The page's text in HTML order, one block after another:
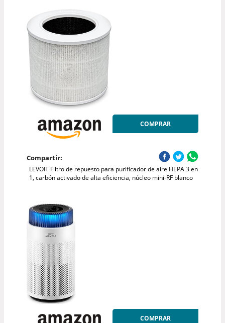
COMPRAR
Compartir:
LEVOIT Filtro de repuesto para purificador de aire HEPA 3 en
1, carbón activado de alta eficiencia, núcleo mini-RF blanco
COMPRAR